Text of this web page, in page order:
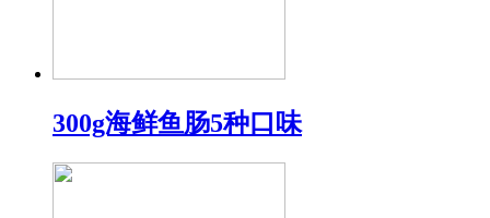
300g海鲜鱼肠5种口味